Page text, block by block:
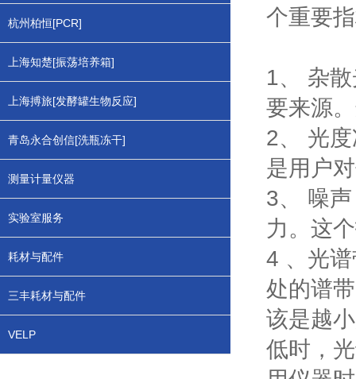
杭州柏恒[PCR]
上海知楚[振荡培养箱]
上海搏旅[发酵罐生物反应]
青岛永合创信[洗瓶冻干]
测量计量仪器
实验室服务
耗材与配件
三丰耗材与配件
VELP
个重要
1、 杂
要来源
2、 光
是用户
3、 噪
力。这
4 、光
处的谱
该是越
低时，